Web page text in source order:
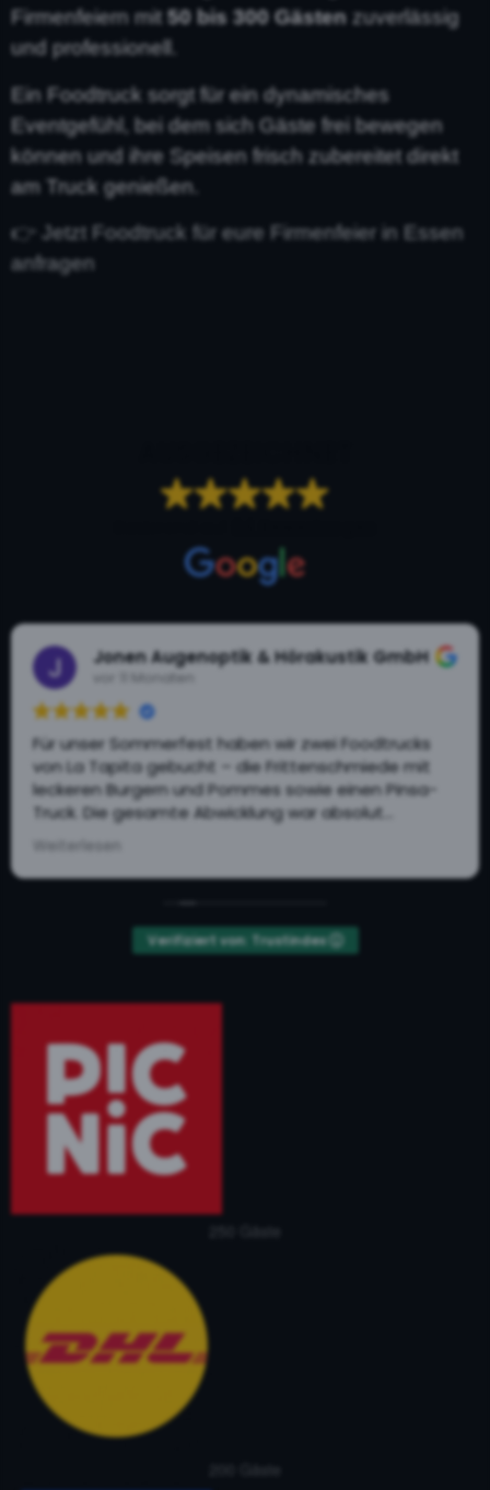
Firmenfeiern mit 50 bis 300 Gästen zuverlässig
und professionell.
Ein Foodtruck sorgt für ein dynamisches
Eventgefühl, bei dem sich Gäste frei bewegen
können und ihre Speisen frisch zubereitet direkt
am Truck genießen.
👉 Jetzt Foodtruck für eure Firmenfeier in Essen
anfragen
Jonen Augenoptik & Hörakustik GmbH
vor 11 Monaten
Für unser Sommerfest haben wir zwei Foodtrucks
von La Tapita gebucht – die Frittenschmiede mit
leckeren Burgern und Pommes sowie einen Pinsa-
Truck. Die gesamte Abwicklung war absolut
unseren Gästen durchweg sehr gut an – sowohl die
höchsten Tönen gelobt. Unsere Gäste waren
begeistert, satt und glücklich. Vielen Dank an das
empfehlen euch sehr gerne weiter!
Weiterlesen
Verifiziert von: Trustindex